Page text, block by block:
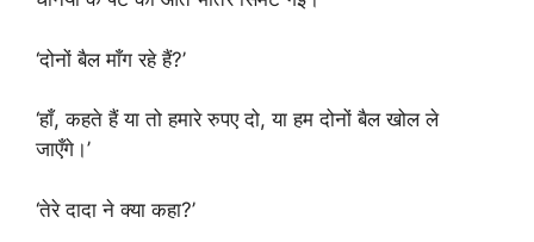
‘दोनों बैल माँग रहे हैं?’
‘हाँ, कहते हैं या तो हमारे रुपए दो, या हम दोनों बैल खोल ले
जाएँगे।’
‘तेरे दादा ने क्या कहा?’